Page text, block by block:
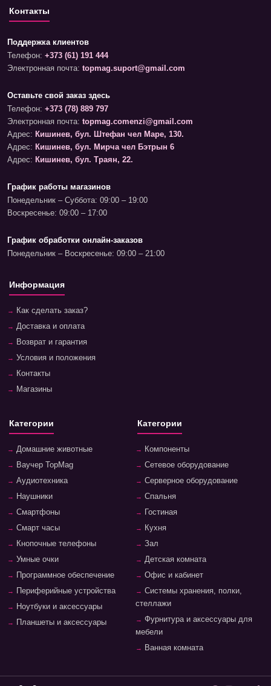
Контакты
Поддержка клиентов
Телефон: +373 (61) 191 444
Электронная почта: topmag.suport@gmail.com
Оставьте свой заказ здесь
Телефон: +373 (78) 889 797
Электронная почта: topmag.comenzi@gmail.com
Адрес: Кишинев, бул. Штефан чел Маре, 130.
Адрес: Кишинев, бул. Мирча чел Бэтрын 6
Адрес: Кишинев, бул. Траян, 22.
График работы магазинов
Понедельник – Суббота: 09:00 – 19:00
Воскресенье: 09:00 – 17:00
График обработки онлайн-заказов
Понедельник – Воскресенье: 09:00 – 21:00
Информация
Как сделать заказ?
Доставка и оплата
Возврат и гарантия
Условия и положения
Контакты
Магазины
Категории
Домашние животные
Ваучер TopMag
Аудиотехника
Наушники
Смартфоны
Смарт часы
Кнопочные телефоны
Умные очки
Программное обеспечение
Периферийные устройства
Ноутбуки и аксессуары
Планшеты и аксессуары
Категории
Компоненты
Сетевое оборудование
Серверное оборудование
Спальня
Гостиная
Кухня
Зал
Детская комната
Офис и кабинет
Системы хранения, полки,
стеллажи
Фурнитура и аксессуары для
мебели
Ванная комната